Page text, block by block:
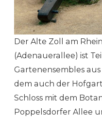
Der Alte Zoll am
(Adenauerallee) ist
Gartenensembles
dem auch der
Schloss mit dem
Poppelsdorfer Allee